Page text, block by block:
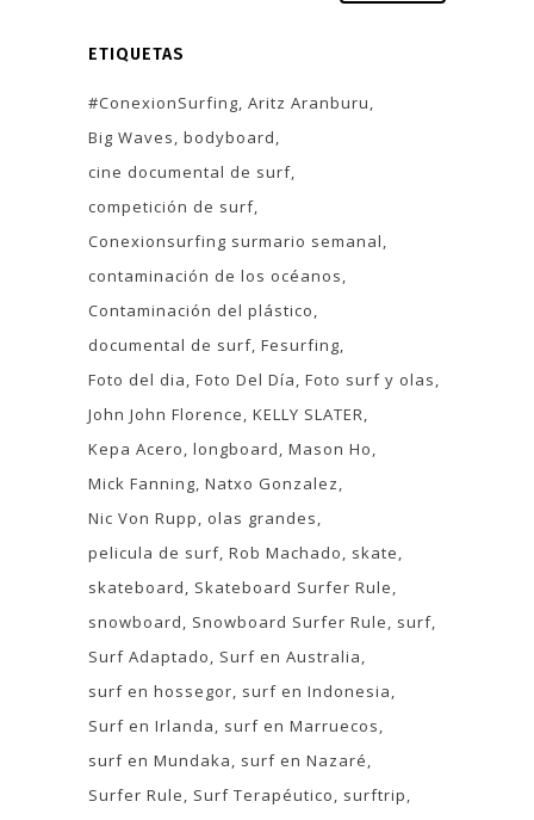
ETIQUETAS
#ConexionSurfing Aritz Aranburu
Big Waves bodyboard
cine documental de surf
competición de surf
Conexionsurfing surmario semanal
contaminación de los océanos
Contaminación del plástico
documental de surf Fesurfing
Foto del dia Foto Del Día Foto surf y olas
John John Florence KELLY SLATER
Kepa Acero longboard Mason Ho
Mick Fanning Natxo Gonzalez
Nic Von Rupp
olas grandes
pelicula de surf Rob Machado
skate
skateboard
Skateboard Surfer Rule
snowboard
Snowboard Surfer Rule
surf
Surf Adaptado
Surf en Australia
surf en hossegor surf en Indonesia
Surf en Irlanda
surf en Marruecos
surf en Mundaka
surf en Nazaré
Surfer Rule
Surf Terapéutico
surftrip